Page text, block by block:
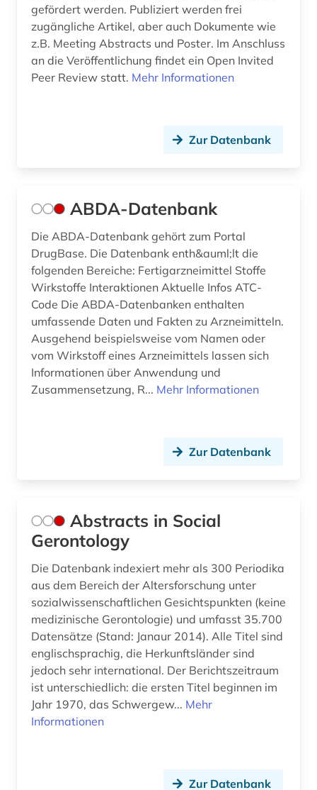
badeort (1)
bakteriologie (1)
balneologie (1)
behinderung (4)
behringwerke (1)
beobachtungsstudie (2)
berichterstattung (1)
berlin (3)
berufe im gesundheitswesen (1)
berufskrankheit (1)
beschäftigungstherapie (1)
bestimmungsbuch (1)
bevölkerungsstatistik (1)
bevölkerungswissenschaft (1)
bewegungsapparat (1)
bewegungsverhalten (1)
bewusstsein (1)
bibliografie (20)
gefördert werden. Publiziert werden frei
zugängliche Artikel, aber auch Dokumente wie
z.B. Meeting Abstracts und Poster. Im Anschluss
an die Veröffentlichung findet ein Open Invited
Peer Review statt. Mehr Informationen
Zur Datenbank
ABDA-Datenbank
Die ABDA-Datenbank gehört zum Portal
DrugBase. Die Datenbank enth&auml;lt die
folgenden Bereiche: Fertigarzneimittel Stoffe
Wirkstoffe Interaktionen Aktuelle Infos ATC-
Code Die ABDA-Datenbanken enthalten
umfassende Daten und Fakten zu Arzneimitteln.
Ausgehend beispielsweise vom Namen oder
vom Wirkstoff eines Arzneimittels lassen sich
Informationen über Anwendung und
Zusammensetzung, R... Mehr Informationen
Zur Datenbank
Abstracts in Social
Gerontology
Die Datenbank indexiert mehr als 300 Periodika
aus dem Bereich der Altersforschung unter
sozialwissenschaftlichen Gesichtspunkten (keine
medizinische Gerontologie) und umfasst 35.700
Datensätze (Stand: Janaur 2014). Alle Titel sind
englischsprachig, die Herkunftsländer sind
jedoch sehr international. Der Berichtszeitraum
ist unterschiedlich: die ersten Titel beginnen im
Jahr 1970, das Schwergew... Mehr
Informationen
Zur Datenbank